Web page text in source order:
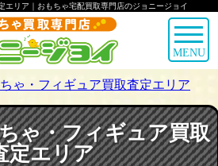
エリア｜おもちゃ宅配買取専門店のジョニージョイ
MENU
ゃ・フィギュア買取査定エリア
ゃ・フィギュア買取
定エリア